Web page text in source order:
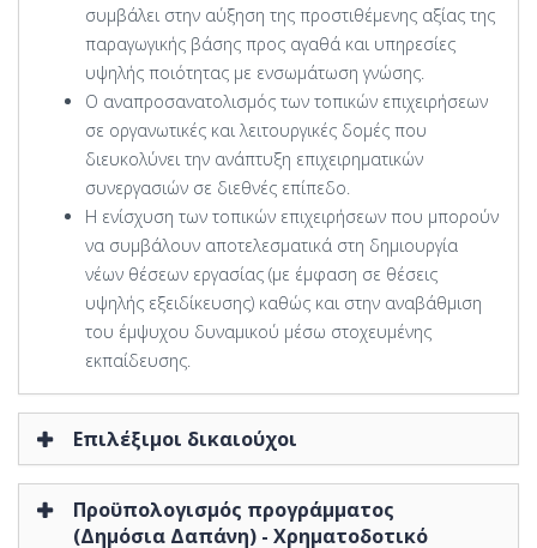
συμβάλει στην αύξηση της προστιθέμενης αξίας της
παραγωγικής βάσης προς αγαθά και υπηρεσίες
υψηλής ποιότητας με ενσωμάτωση γνώσης.
Ο αναπροσανατολισμός των τοπικών επιχειρήσεων
σε οργανωτικές και λειτουργικές δομές που
διευκολύνει την ανάπτυξη επιχειρηματικών
συνεργασιών σε διεθνές επίπεδο.
Η ενίσχυση των τοπικών επιχειρήσεων που μπορούν
να συμβάλουν αποτελεσματικά στη δημιουργία
νέων θέσεων εργασίας (με έμφαση σε θέσεις
υψηλής εξειδίκευσης) καθώς και στην αναβάθμιση
του έμψυχου δυναμικού μέσω στοχευμένης
εκπαίδευσης.
Επιλέξιμοι δικαιούχοι
Προϋπολογισμός προγράμματος
(Δημόσια Δαπάνη) - Χρηματοδοτικό